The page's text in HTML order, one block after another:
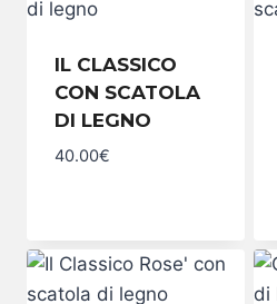
IL CLASSICO
CON SCATOLA
DI LEGNO
40.00€
Il
legno
quantity